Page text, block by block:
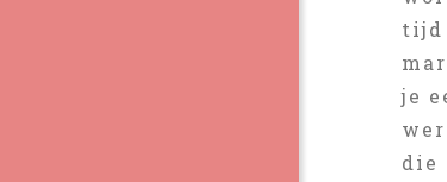
tijd
je
die